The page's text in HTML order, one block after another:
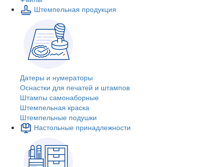
Штемпельная продукция
Датеры и нумераторы
Оснастки для печатей и штампов
Штампы самонаборные
Штемпельная краска
Штемпельные подушки
Настольные принадлежности